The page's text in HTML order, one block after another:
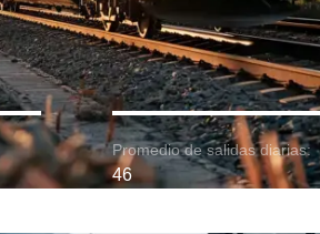
Promedio de salidas diarias:
46